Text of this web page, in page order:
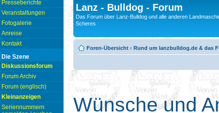
Presseberichte
Veranstaltungen
Fotogalerie
Anreise
Kontakt
Die Szene
Diskussionsforum
Forum Archiv
Forum (englisch)
Kleinanzeigen
Seriennummern
Lanz - Bulldog - Forum
Das Forum über Lanz-Bulldog und alle anderen
Scheres
Foren-Übersicht ‹ Rund um lanzbulldog.de & das
Wünsche und